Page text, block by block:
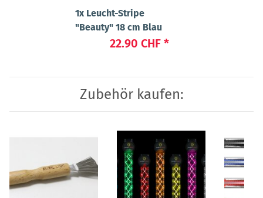
1x Leucht-Stripe
"Beauty" 18 cm Blau
22.90 CHF *
Zubehör kaufen: